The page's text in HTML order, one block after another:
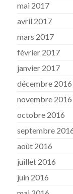
mai 2017
avril 2017
mars 2017
février 2017
janvier 2017
décembre 2016
novembre 2016
octobre 2016
septembre
août 2016
juillet 2016
juin 2016